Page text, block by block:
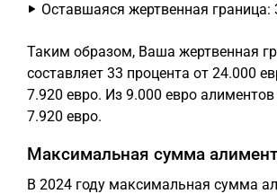
Оставшаяся жертвенная граница:
Таким образом, Ваша жертвенная
составляет 33 процента от 24.000
7.920 евро. Из 9.000 евро
7.920 евро.
Максимальная сумма
В 2024 году максимальная сумма